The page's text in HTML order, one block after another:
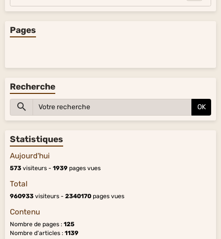
Pages
Recherche
OK
Statistiques
Aujourd'hui
573 visiteurs - 1939 pages vues
Total
960933 visiteurs - 2340170 pages vues
Contenu
Nombre de pages : 125
Nombre d'articles : 1139